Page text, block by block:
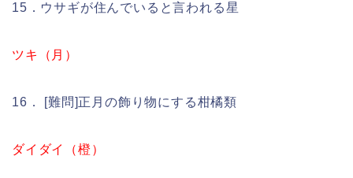
15．ウサギが住んでいると言われる星
ツキ（月）
16． [難問]正月の飾り物にする柑橘類
ダイダイ（橙）